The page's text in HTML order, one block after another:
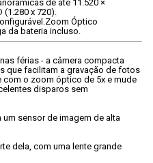
de até 11.520 ×
(1.280 x 720).
Zoom Óptico
da bateria incluso.
férias - a câmera compacta
que facilitam a gravação de fotos
com o zoom óptico de 5x e mude
disparos sem
sensor de imagem de alta
dela, com uma lente grande